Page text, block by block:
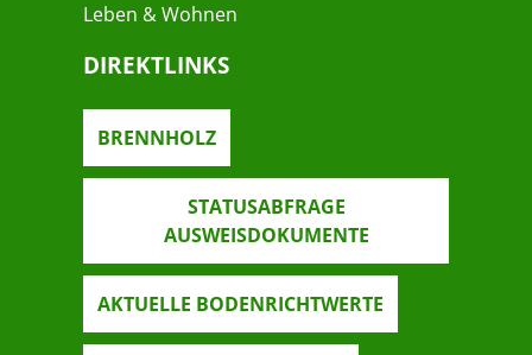
Leben & Wohnen
DIREKTLINKS
BRENNHOLZ
STATUSABFRAGE
AUSWEISDOKUMENTE
AKTUELLE BODENRICHTWERTE